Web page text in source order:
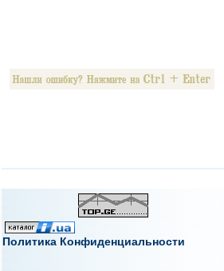
Политика Конфиденциальности